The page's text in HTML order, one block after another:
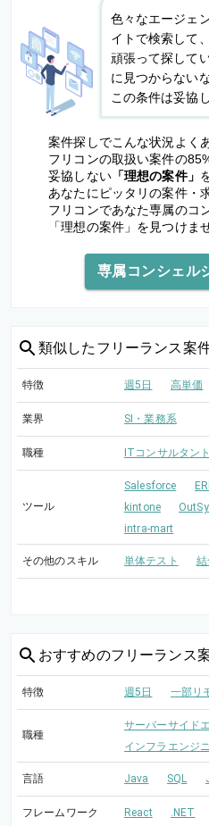
色々なエージェ
イトで検索して、
頑張って探して
に見つからないな
この条件は妥協
案件探しでこんな状況よく
フリコンの取扱い案件の
妥協しない「理想の案件」
あなたにピッタリの案件・
フリコンであなた専属のコ
「理想の案件」を見つけま
専属コンシェル
類似した フリーランス案
特徴 週5日 高単価
業界 SI・業務系
職種 ITコンサルタント
ツール
Salesforce
kintone
intra-mart
その他のスキル 単体テスト 結
おすすめのフリーランス
特徴 週5日 一部リ
職種
サーバーサイド
インフラエンジ
言語 Java SQL
フレームワーク React .NET